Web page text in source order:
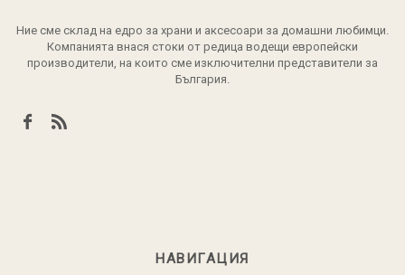
Ние сме склад на едро за храни и аксесоари за домашни любимци.
Компанията внася стоки от редица водещи европейски
производители, на които сме изключителни представители за
България.
НАВИГАЦИЯ